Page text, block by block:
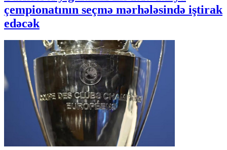
çempionatının seçmə mərhələsində iştirak
edəcək